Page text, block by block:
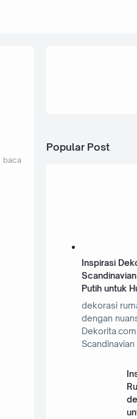
baca
Popular Post
Inspirasi
Putih untuk
dekorasi
dengan
Scandinavian